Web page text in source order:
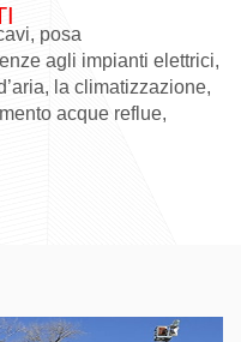
posa
agli impianti elettrici,
la climatizzazione,
acque reflue,